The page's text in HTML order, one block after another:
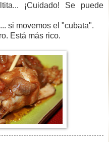
¡Cuidado! Se puede
si movemos el "cubata".
Está más rico.